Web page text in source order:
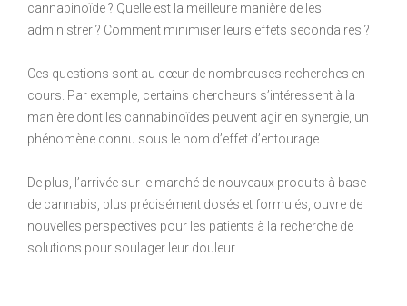
cannabinoïde ? Quelle est la meilleure manière de les
administrer ? Comment minimiser leurs effets secondaires ?
Ces questions sont au cœur de nombreuses recherches en
cours. Par exemple, certains chercheurs s’intéressent à la
manière dont les cannabinoïdes peuvent agir en synergie, un
phénomène connu sous le nom d’effet d’entourage.
De plus, l’arrivée sur le marché de nouveaux produits à base
de cannabis, plus précisément dosés et formulés, ouvre de
nouvelles perspectives pour les patients à la recherche de
solutions pour soulager leur douleur.